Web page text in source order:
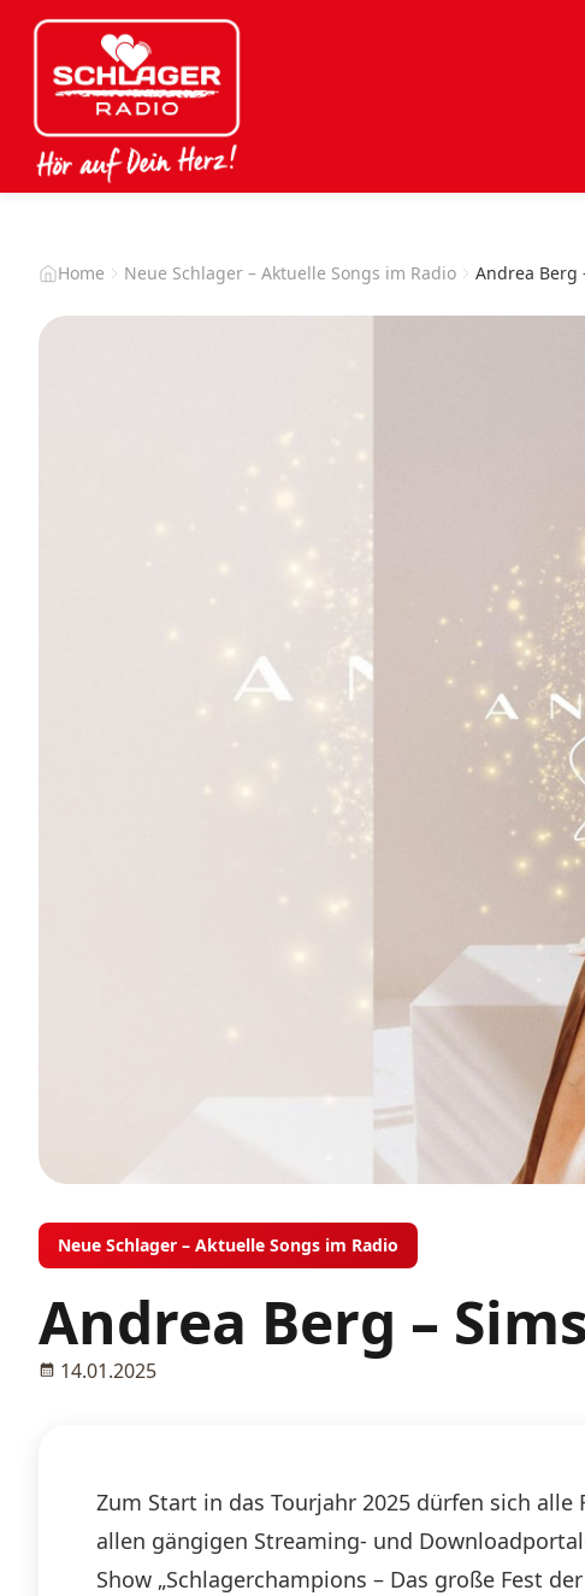
Home Neue Schlager – Aktuelle Songs im Radio Andrea Berg
Neue Schlager – Aktuelle Songs im Radio
Andrea Berg –
14.01.2025
Zum Start in das Tourjahr 2025 dürfen sich
allen gängigen Streaming- und
Show „Schlagerchampions – Das große Fest